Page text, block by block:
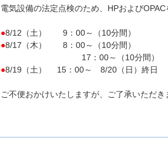
電気設備の法定点検のため、HPおよび
●8/12（土） 9：00～（10分間）
●8/17（木） 8：00～（10分間）
17：00～（10分間）
●8/19（土） 15：00～ 8/20（日）終日
ご不便おかけいたしますが、ご了承いただき